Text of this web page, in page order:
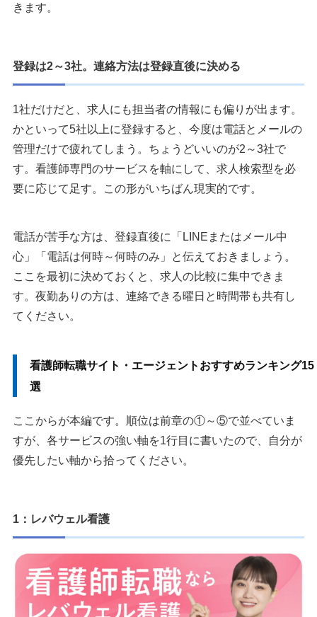
きます。
登録は2～3社。連絡方法は登録直後に決める
1社だけだと、求人にも担当者の情報にも偏りが出ます。
かといって5社以上に登録すると、今度は電話とメールの
管理だけで疲れてしまう。ちょうどいいのが2～3社で
す。看護師専門のサービスを軸にして、求人検索型を必
要に応じて足す。この形がいちばん現実的です。
電話が苦手な方は、登録直後に「LINEまたはメール中
心」「電話は何時～何時のみ」と伝えておきましょう。
ここを最初に決めておくと、求人の比較に集中できま
す。夜勤ありの方は、連絡できる曜日と時間帯も共有し
てください。
看護師転職サイト・エージェントおすすめランキング15
選
ここからが本編です。順位は前章の①～⑤で並べていま
すが、各サービスの強い軸を1行目に書いたので、自分が
優先したい軸から拾ってください。
1：レバウェル看護